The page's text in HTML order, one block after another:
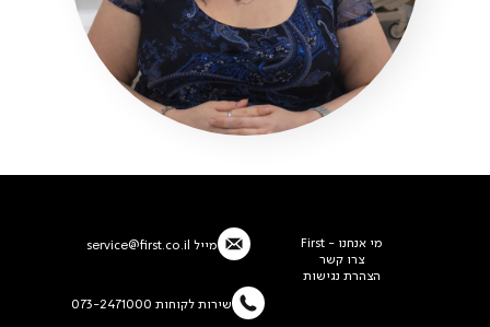
מי אנחנו - First
צרו קשר
הצהרת נגישות
מייל service@first.co.il
שירות לקוחות 073-2471000